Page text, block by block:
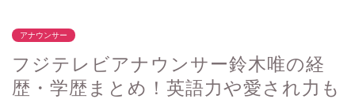
アナウンサー
フジテレビアナウンサー鈴木唯の経
歴・学歴まとめ！英語力や愛され力も